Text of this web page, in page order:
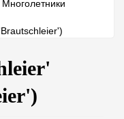
Многолетники